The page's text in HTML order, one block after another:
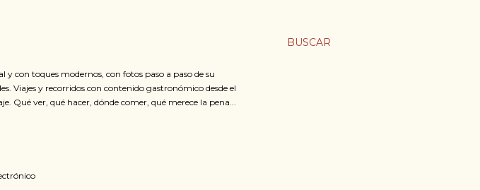
BUSCAR
y con toques modernos, con fotos paso a paso de su
Viajes y recorridos con contenido gastronómico desde el
Qué ver, qué hacer, dónde comer, qué merece la pena...